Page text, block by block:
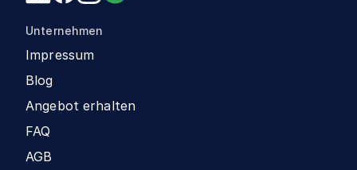
Unternehmen
Impressum
Blog
Angebot erhalten
FAQ
AGB